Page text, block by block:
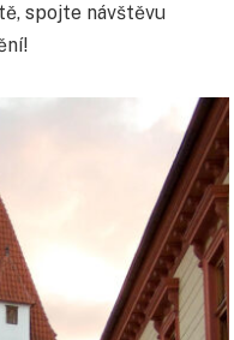
spojte návštěvu